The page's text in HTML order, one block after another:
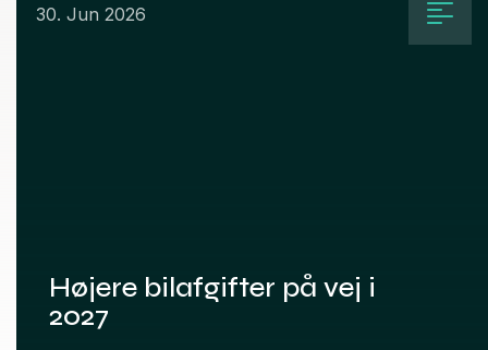
30. Jun 2026
Højere bilafgifter på vej i
2027